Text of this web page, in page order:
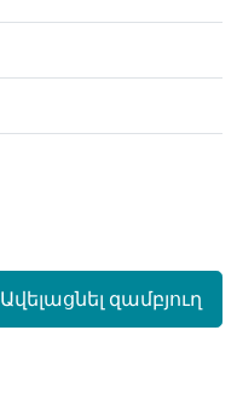
Ավելացնել զամբյուղ